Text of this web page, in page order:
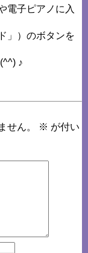
電子ピアノに入
」）のボタンを
♪
せん。
※ が付い